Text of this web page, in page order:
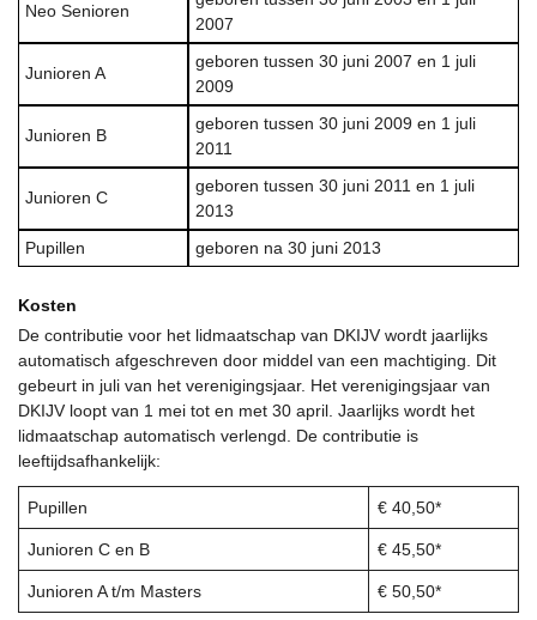
Kosten
De contributie voor het lidmaatschap van DKIJV wordt jaarlijks
automatisch afgeschreven door middel van een machtiging. Dit
gebeurt in juli van het verenigingsjaar. Het verenigingsjaar van
DKIJV loopt van 1 mei tot en met 30 april. Jaarlijks wordt het
lidmaatschap automatisch verlengd. De contributie is
leeftijdsafhankelijk:
Pupillen € 40,50*
Junioren C en B € 45,50*
Junioren A t/m Masters € 50,50*